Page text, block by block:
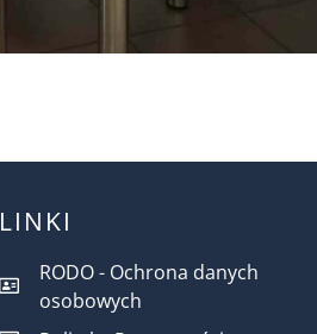
LINKI
RODO - Ochrona danych
osobowych